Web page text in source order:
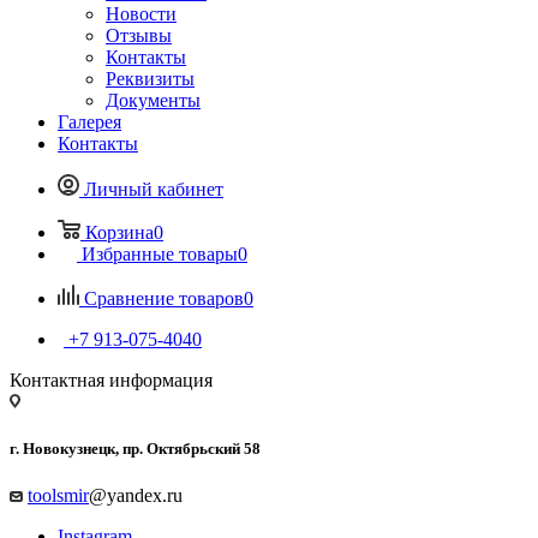
Новости
Отзывы
Контакты
Реквизиты
Документы
Галерея
Контакты
Личный кабинет
Корзина0
Избранные товары0
Сравнение товаров0
+7 913-075-4040
Контактная информация
г. Новокузнецк, пр. Октябрьский 58
toolsmir@yandex.ru